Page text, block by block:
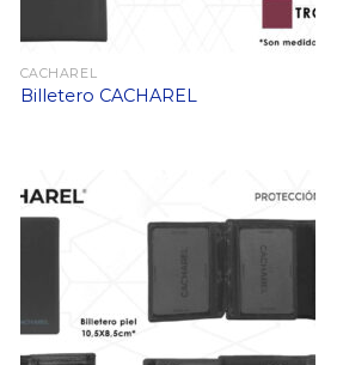
CACHAREL
Billetero CACHAREL